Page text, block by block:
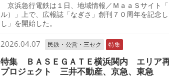
京浜急行電鉄は１日、地域情報／ＭａａＳサイト
ル）」上で、広報誌「なぎさ」創刊７０周年を記念
し」を開始した。
2026.04.07 民鉄・公営・三セク 特集
特集 ＢＡＳＥＧＡＴＥ横浜関内 エリア再
プロジェクト 三井不動産、京急、東急